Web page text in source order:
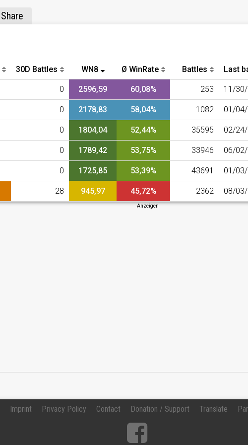
Share
30D Battles WN8 Ø WinRate Battles Last
0 2596,59 60,08% 253 11/
0 2178,83 58,04% 1082 01/
0 1804,04 52,44% 35595 02/
0 1789,42 53,75% 33946 06/
0 1725,85 53,39% 43691 01/
28 945,97 45,72% 2362 08/
Anzeigen
Imprint Privacy Policy Contact Donation / Support Translate